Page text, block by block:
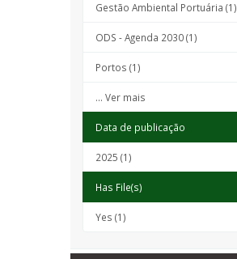
Gestão Ambiental Portuária (1)
ODS - Agenda 2030 (1)
Portos (1)
... Ver mais
Data de publicação
2025 (1)
Has File(s)
Yes (1)